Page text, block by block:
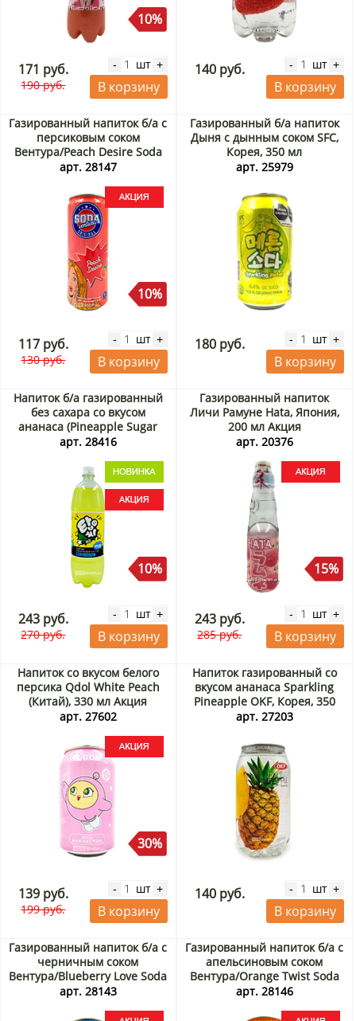
10%
171 руб.
190 руб.
- шт +
В корзину
140 руб. - шт +
В корзину
Газированный напиток б/а с
персиковым соком
Вентура/Peach Desire Soda
Ventura Rita, Вьетнам, 330
арт. 28147
10%
117 руб.
130 руб.
- шт +
В корзину
Газированный б/а напиток
Дыня с дынным соком SFC,
Корея, 350 мл
арт. 25979
180 руб. - шт +
В корзину
Напиток б/а газированный
без сахара со вкусом
ананаса (Pineapple Sugar
Free) Топси (TopCi) Ilhwa,
арт. 28416
10%
243 руб.
270 руб.
- шт +
В корзину
Газированный напиток
Личи Рамуне Hata, Япония,
200 мл Акция
арт. 20376
15%
243 руб.
285 руб.
- шт +
В корзину
Напиток со вкусом белого
персика Qdol White Peach
(Китай), 330 мл Акция
арт. 27602
30%
139 руб.
199 руб.
- шт +
В корзину
Напиток газированный со
вкусом ананаса Sparkling
Pineapple OKF, Корея, 350
мл
арт. 27203
140 руб. - шт +
В корзину
Газированный напиток б/а с
черничным соком
Вентура/Blueberry Love Soda
Ventura Rita, Вьетнам, 330
арт. 28143
Газированный напиток б/а с
апельсиновым соком
Вентура/Orange Twist Soda
Ventura Rita, Вьетнам, 330
арт. 28146